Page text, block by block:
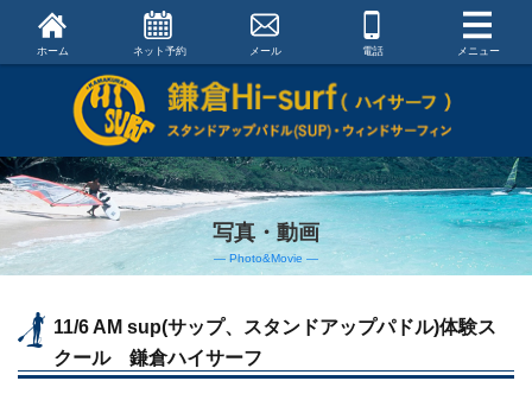
ホーム ネット予約 メール 電話 メニュー
写真・動画
― Photo&Movie ―
11/6 AM sup(サップ、スタンドアップパドル)体験ス
クール 鎌倉ハイサーフ